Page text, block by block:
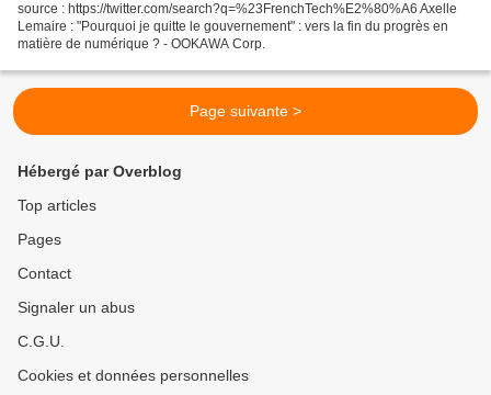
source : https://twitter.com/search?q=%23FrenchTech%E2%80%A6 Axelle
Lemaire : "Pourquoi je quitte le gouvernement" : vers la fin du progrès en
matière de numérique ? - OOKAWA Corp.
Page suivante >
Hébergé par Overblog
Top articles
Pages
Contact
Signaler un abus
C.G.U.
Cookies et données personnelles